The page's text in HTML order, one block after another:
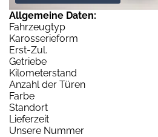
Allgemeine Daten:
Fahrzeugtyp
Karosserieform
Erst-Zul.
Getriebe
Kilometerstand
Anzahl der Türen
Farbe
Standort
Lieferzeit
Unsere Nummer